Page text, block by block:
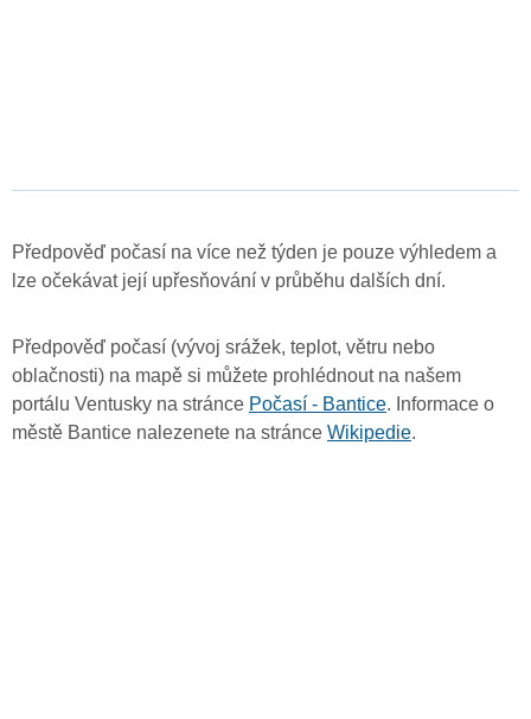
Předpověď počasí na více než týden je pouze výhledem a
lze očekávat její upřesňování v průběhu dalších dní.
Předpověď počasí (vývoj srážek, teplot, větru nebo
oblačnosti) na mapě si můžete prohlédnout na našem
portálu Ventusky na stránce Počasí - Bantice. Informace o
městě Bantice nalezenete na stránce Wikipedie.